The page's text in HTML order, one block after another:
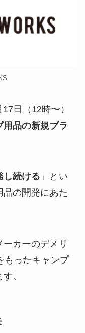
日（12時〜）
用品の新規ブラ
し続ける 」とい
品の開発にあた
カーのデメリ
もったキャンプ
。